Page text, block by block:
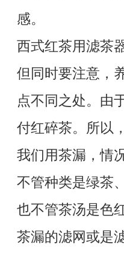
感。
西式红茶用滤茶
但同时要注意，
点不同之处。由
付红碎茶。所以
我们用茶漏，情
不管种类是绿茶
也不管茶汤是色
茶漏的滤网或是